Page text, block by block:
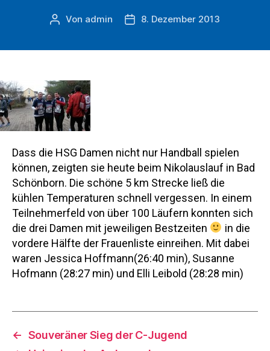
Beitragsautor
Von admin Beitragsdatum
8. Dezember 2013
Dass die HSG Damen nicht nur Handball spielen
können, zeigten sie heute beim Nikolauslauf in Bad
Schönborn. Die schöne 5 km Strecke ließ die
kühlen Temperaturen schnell vergessen. In einem
Teilnehmerfeld von über 100 Läufern konnten sich
die drei Damen mit jeweiligen Bestzeiten
in die
vordere Hälfte der Frauenliste einreihen. Mit dabei
waren Jessica Hoffmann(26:40 min), Susanne
Hofmann (28:27 min) und Elli Leibold (28:28 min)
← Souveräner Sieg der C-Jugend